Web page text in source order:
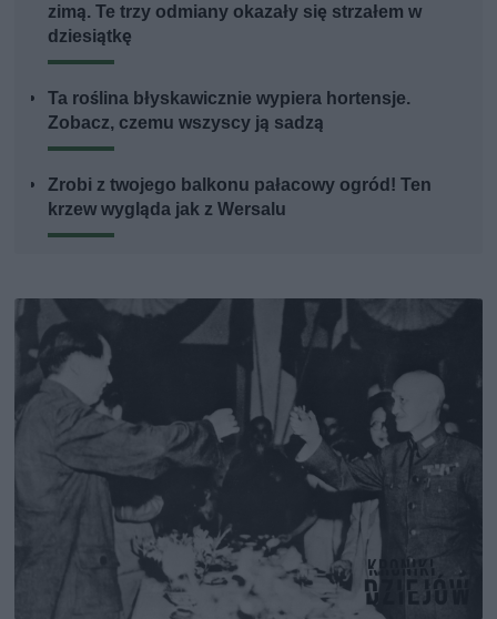
zimą. Te trzy odmiany okazały się strzałem w
dziesiątkę
Ta roślina błyskawicznie wypiera hortensje.
Zobacz, czemu wszyscy ją sadzą
Zrobi z twojego balkonu pałacowy ogród! Ten
krzew wygląda jak z Wersalu